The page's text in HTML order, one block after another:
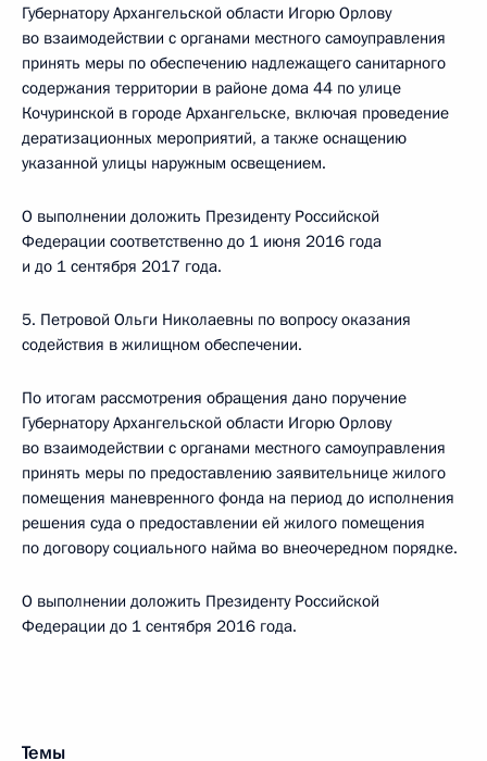
Губернатору Архангельской области Игорю Орлову
во взаимодействии с органами местного самоуправления
принять меры по обеспечению надлежащего санитарного
содержания территории в районе дома 44 по улице
Кочуринской в городе Архангельске, включая проведение
дератизационных мероприятий, а также оснащению
указанной улицы наружным освещением.
О выполнении доложить Президенту Российской
Федерации соответственно до 1 июня 2016 года
и до 1 сентября 2017 года.
5. Петровой Ольги Николаевны по вопросу оказания
содействия в жилищном обеспечении.
По итогам рассмотрения обращения дано поручение
Губернатору Архангельской области Игорю Орлову
во взаимодействии с органами местного самоуправления
принять меры по предоставлению заявительнице жилого
помещения маневренного фонда на период до исполнения
решения суда о предоставлении ей жилого помещения
по договору социального найма во внеочередном порядке.
О выполнении доложить Президенту Российской
Федерации до 1 сентября 2016 года.
Темы